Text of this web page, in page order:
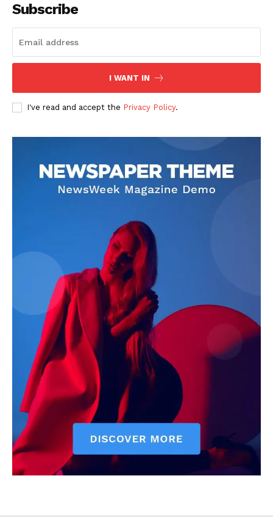
Subscribe
I WANT IN
I've read and accept the Privacy Policy.